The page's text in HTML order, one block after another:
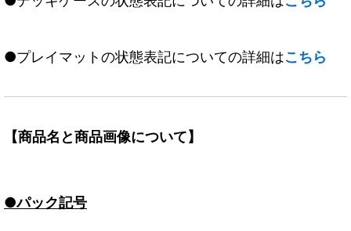
●プレイマットの状態表記についての詳細はこちら
【商品名と商品画像について】
●パック記号